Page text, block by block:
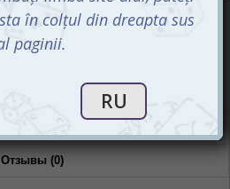
Отзывы (0)